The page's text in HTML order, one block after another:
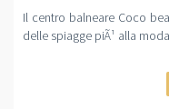
Il centro balneare Coco
delle spiagge piÃ¹ alla